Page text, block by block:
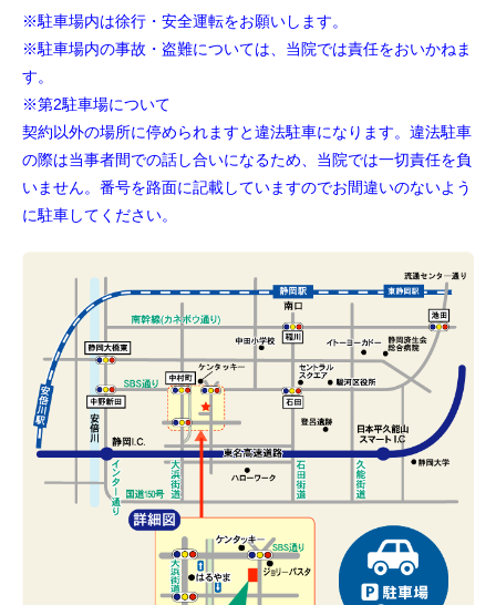
※駐車場内は徐行・安全運転をお願いします。
※駐車場内の事故・盗難については、当院では責任をおいかねま
す。
※第2駐車場について
契約以外の場所に停められますと違法駐車になります。違法駐車
の際は当事者間での話し合いになるため、当院では一切責任を負
いません。番号を路面に記載していますのでお間違いのないよう
に駐車してください。